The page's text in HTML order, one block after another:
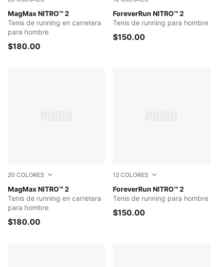
MagMax NITRO™ 2
Fresh Water-Emerald Ice
Tenis de running en carretera
para hombre
$180.00
ForeverRun NITRO™ 2
PUMA Black-Fizzy Light-
Tenis de running para hombre
$150.00
20 COLORES
MagMax NITRO™ 2
Vibrant Silver-Lux Lime
Tenis de running en carretera
para hombre
$180.00
12 COLORES
ForeverRun NITRO™ 2
PUMA Black-Speed Blue
Tenis de running para hombre
$150.00